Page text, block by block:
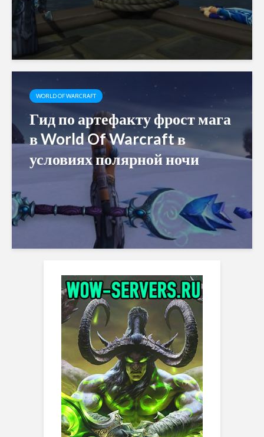
WORLD OF WARCRAFT
Гид по артефакту фрост мага
в World Of Warcraft в
условиях полярной ночи